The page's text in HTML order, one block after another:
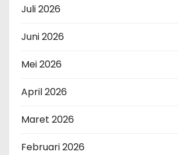
Juli 2026
Juni 2026
Mei 2026
April 2026
Maret 2026
Februari 2026